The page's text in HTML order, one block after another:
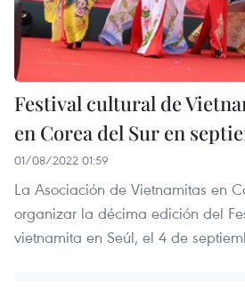
Festival cultural de
en Corea del Sur en
01/08/2022 01:59
La Asociación de Vietnamitas en
organizar la décima edición del
vietnamita en Seúl, el 4 de